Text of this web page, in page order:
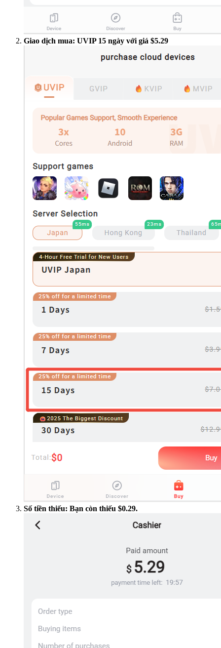
Giao dịch mua: UVIP 15 ngày với giá $5.29
Số tiền thiếu: Bạn còn thiếu $0.29.